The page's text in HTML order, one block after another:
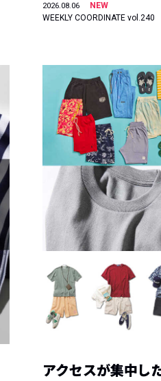
2026.08.06
NEW
WEEKLY COORDINATE vol.240
アクセスが集中し